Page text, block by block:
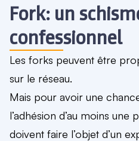
Fork: un
confessionnel
Les forks peuvent être
sur le réseau.
Mais pour avoir une
l’adhésion d’au moins
doivent faire l’objet d’un